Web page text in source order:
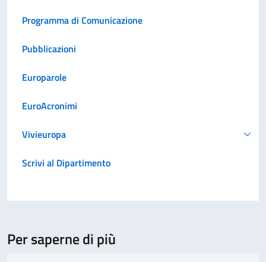
Programma di Comunicazione
Pubblicazioni
Europarole
EuroAcronimi
Vivieuropa
Scrivi al Dipartimento
Per saperne di più